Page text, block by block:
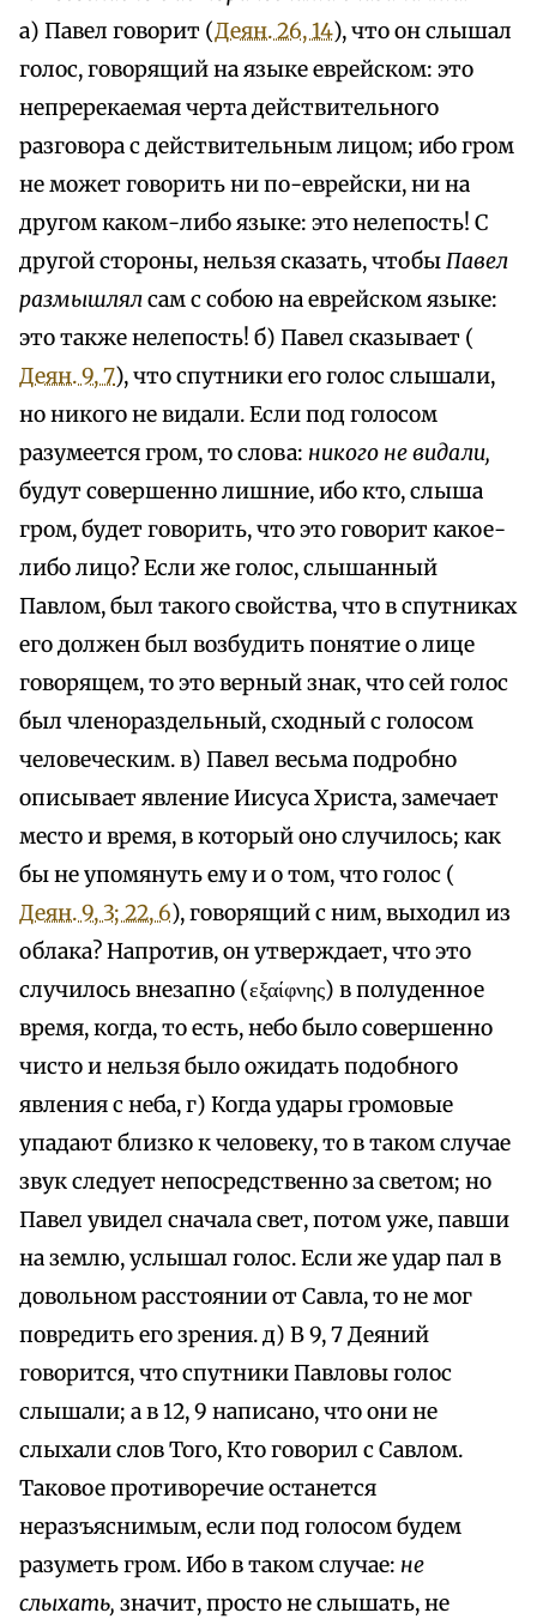
а) Павел говорит (Деян. 26, 14), что он слышал
голос, говорящий на языке еврейском: это
непререкаемая черта действительного
разговора с действительным лицом; ибо гром
не может говорить ни по-еврейски, ни на
другом каком-либо языке: это нелепость! С
другой стороны, нельзя сказать, чтобыПавел
размышлялсам с собою на еврейском языке:
это также нелепость! б) Павел сказывает (
Деян. 9, 7), что спутники его голос слышали,
но никого не видали. Если под голосом
разумеется гром, то слова: никого не видали,
будут совершенно лишние, ибо кто, слыша
гром, будет говорить, что это говорит какое-
либо лицо? Если же голос, слышанный
Павлом, был такого свойства, что в спутниках
его должен был возбудить понятие о лице
говорящем, то это верный знак, что сей голос
был членораздельный, сходный с голосом
человеческим. в) Павел весьма подробно
описывает явление Иисуса Христа, замечает
место и время, в который оно случилось; как
бы не упомянуть ему и о том, что голос (
Деян. 9, 3; 22, 6), говорящий с ним, выходил из
облака? Напротив, он утверждает, что это
случилось внезапно (εξαίφνης) в полуденное
время, когда, то есть, небо было совершенно
чисто и нельзя было ожидать подобного
явления с неба, г) Когда удары громовые
упадают близко к человеку, то в таком случае
звук следует непосредственно за светом; но
Павел увидел сначала свет, потом уже, павши
на землю, услышал голос. Если же удар пал в
довольном расстоянии от Савла, то не мог
повредить его зрения. д) В 9, 7 Деяний
говорится, что спутники Павловы голос
слышали; а в 12, 9 написано, что они не
слыхали слов Того, Кто говорил с Савлом.
Таковое противоречие останется
неразъяснимым, если под голосом будем
разуметь гром. Ибо в таком случае: не
слыхать, значит, просто не слышать, не